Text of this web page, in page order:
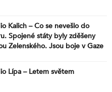
Kalich – Co se nevešlo do
Spojené státy byly zděšeny
Zelenského. Jsou boje v Gaze
trvá na volném pohybu
umí překvapit. Je
či Petra Koláře? Kde je láska k
Lípa – Letem světem